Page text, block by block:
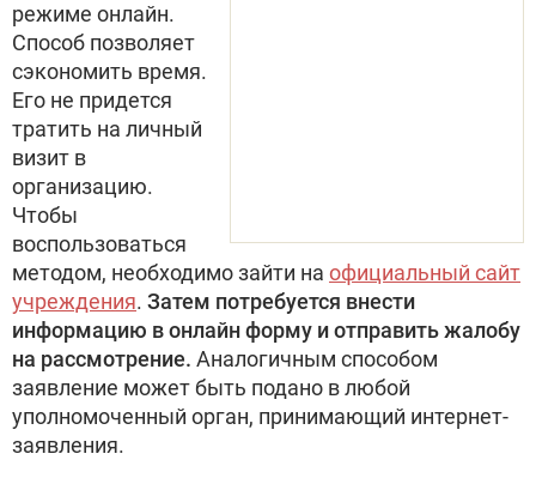
режиме онлайн.
Способ позволяет
сэкономить время.
Его не придется
тратить на личный
визит в
организацию.
Чтобы
воспользоваться
методом, необходимо зайти на официальный сайт
учреждения. Затем потребуется внести
информацию в онлайн форму и отправить жалобу
на рассмотрение. Аналогичным способом
заявление может быть подано в любой
уполномоченный орган, принимающий интернет-
заявления.